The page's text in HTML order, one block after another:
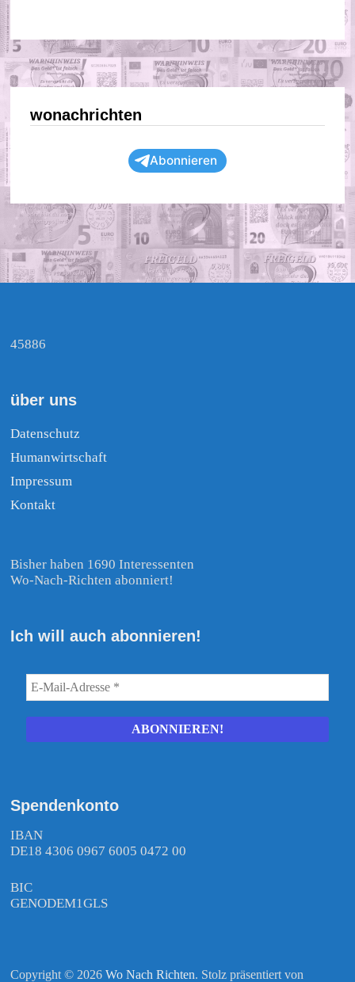
wonachrichten
Abonnieren
45886
über uns
Datenschutz
Humanwirtschaft
Impressum
Kontakt
Bisher haben 1690 Interessenten
Wo-Nach-Richten abonniert!
Ich will auch abonnieren!
Spendenkonto
IBAN
DE18 4306 0967 6005 0472 00
BIC
GENODEM1GLS
Copyright © 2026Wo Nach Richten. Stolz präsentiert von